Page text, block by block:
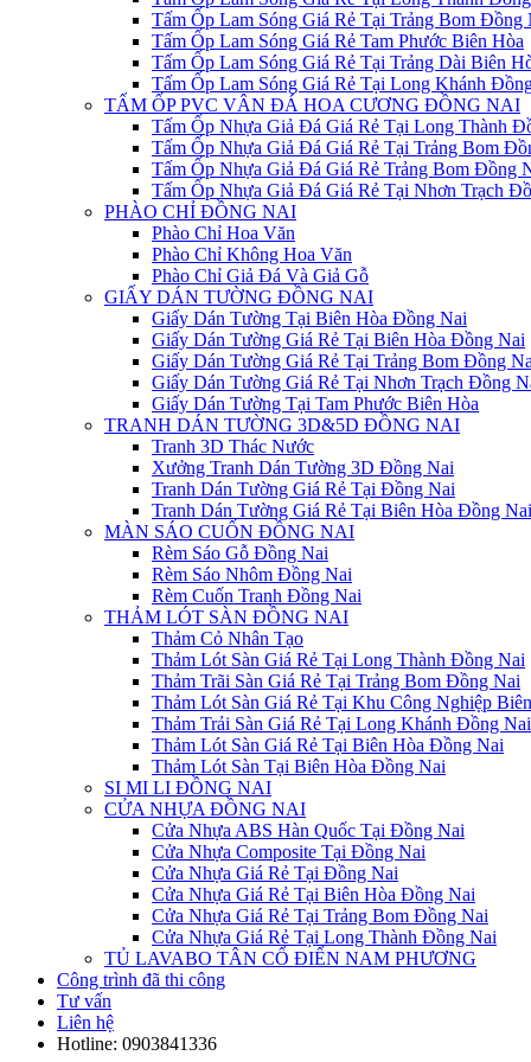
Tấm Ốp Lam Sóng Giá Rẻ Tại Trảng Bom Đồng
Tấm Ốp Lam Sóng Giá Rẻ Tam Phước Biên Hòa
Tấm Ốp Lam Sóng Giá Rẻ Tại Trảng Dài Biên
Tấm Ốp Lam Sóng Giá Rẻ Tại Long Khánh
TẤM ỐP PVC VÂN ĐÁ HOA CƯƠNG ĐỒNG NAI
Tấm Ốp Nhựa Giả Đá Giá Rẻ Tại Long Thành
Tấm Ốp Nhựa Giả Đá Giá Rẻ Tại Trảng Bom
Tấm Ốp Nhựa Giả Đá Giá Rẻ Trảng Bom Đồng
Tấm Ốp Nhựa Giả Đá Giá Rẻ Tại Nhơn Trạch
PHÀO CHỈ ĐỒNG NAI
Phào Chỉ Hoa Văn
Phào Chỉ Không Hoa Văn
Phào Chỉ Giả Đá Và Giả Gỗ
GIẤY DÁN TƯỜNG ĐỒNG NAI
Giấy Dán Tường Tại Biên Hòa Đồng Nai
Giấy Dán Tường Giá Rẻ Tại Biên Hòa Đồng Nai
Giấy Dán Tường Giá Rẻ Tại Trảng Bom Đồng
Giấy Dán Tường Giá Rẻ Tại Nhơn Trạch Đồng
Giấy Dán Tường Tại Tam Phước Biên Hòa
TRANH DÁN TƯỜNG 3D&5D ĐỒNG NAI
Tranh 3D Thác Nước
Xưởng Tranh Dán Tường 3D Đồng Nai
Tranh Dán Tường Giá Rẻ Tại Đồng Nai
Tranh Dán Tường Giá Rẻ Tại Biên Hòa Đồng Nai
MÀN SÁO CUỐN ĐỒNG NAI
Rèm Sáo Gỗ Đồng Nai
Rèm Sáo Nhôm Đồng Nai
Rèm Cuốn Tranh Đồng Nai
THẢM LÓT SÀN ĐỒNG NAI
Thảm Cỏ Nhân Tạo
Thảm Lót Sàn Giá Rẻ Tại Long Thành Đồng Nai
Thảm Trãi Sàn Giá Rẻ Tại Trảng Bom Đồng Nai
Thảm Lót Sàn Giá Rẻ Tại Khu Công Nghiệp
Thảm Trải Sàn Giá Rẻ Tại Long Khánh Đồng Nai
Thảm Lót Sàn Giá Rẻ Tại Biên Hòa Đồng Nai
Thảm Lót Sàn Tại Biên Hòa Đồng Nai
SI MI LI ĐỒNG NAI
CỬA NHỰA ĐỒNG NAI
Cửa Nhựa ABS Hàn Quốc Tại Đồng Nai
Cửa Nhựa Composite Tại Đồng Nai
Cửa Nhựa Giá Rẻ Tại Đồng Nai
Cửa Nhựa Giá Rẻ Tại Biên Hòa Đồng Nai
Cửa Nhựa Giá Rẻ Tại Trảng Bom Đồng Nai
Cửa Nhựa Giá Rẻ Tại Long Thành Đồng Nai
TỦ LAVABO TÂN CỔ ĐIỂN NAM PHƯƠNG
Công trình đã thi công
Tư vấn
Liên hệ
Hotline: 0903841336